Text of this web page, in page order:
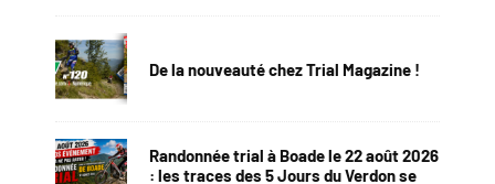
De la nouveauté chez Trial Magazine !
Randonnée trial à Boade le 22 août 2026
: les traces des 5 Jours du Verdon se